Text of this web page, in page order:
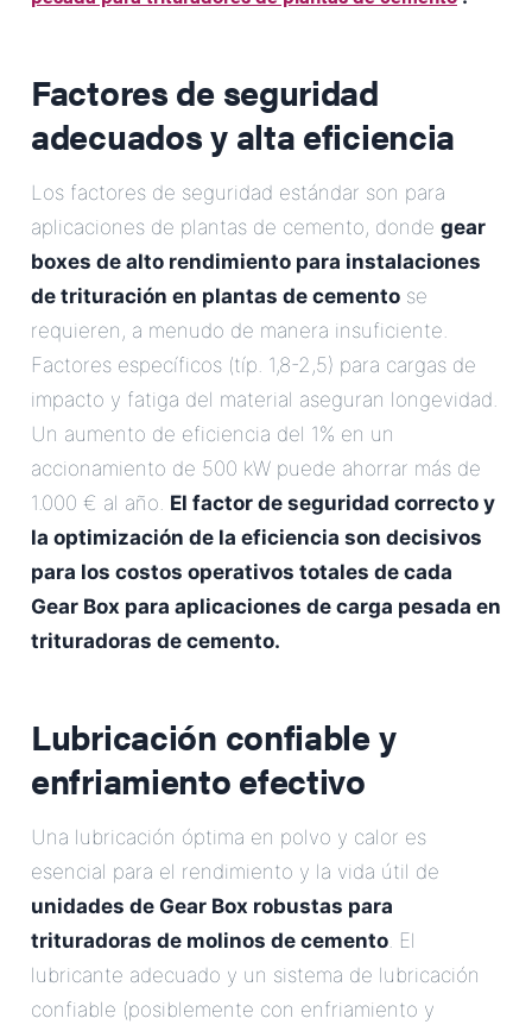
Factores de seguridad
adecuados y alta eficiencia
Los factores de seguridad estándar son para
aplicaciones de plantas de cemento, donde gear
boxes de alto rendimiento para instalaciones
de trituración en plantas de cemento se
requieren, a menudo de manera insuficiente.
Factores específicos (típ. 1,8-2,5) para cargas de
impacto y fatiga del material aseguran longevidad.
Un aumento de eficiencia del 1% en un
accionamiento de 500 kW puede ahorrar más de
1.000 € al año. El factor de seguridad correcto y
la optimización de la eficiencia son decisivos
para los costos operativos totales de cada
Gear Box para aplicaciones de carga pesada en
trituradoras de cemento.
Lubricación confiable y
enfriamiento efectivo
Una lubricación óptima en polvo y calor es
esencial para el rendimiento y la vida útil de
unidades de Gear Box robustas para
trituradoras de molinos de cemento. El
lubricante adecuado y un sistema de lubricación
confiable (posiblemente con enfriamiento y